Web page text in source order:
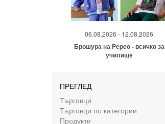
06.08.2026 - 12.08.2026
Брошура на Pepco - всичко за
училище
ПРЕГЛЕД
Търговци
Търговци по категории
Продукти